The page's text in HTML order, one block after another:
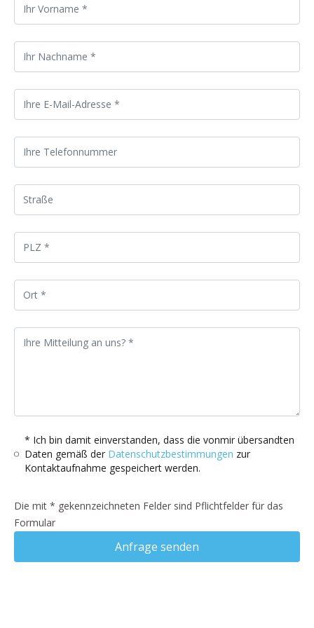
* Ich bin damit einverstanden, dass die vonmir übersandten
Daten gemäß der Datenschutzbestimmungen zur
Kontaktaufnahme gespeichert werden.
Die mit * gekennzeichneten Felder sind Pflichtfelder für das
Formular
Anfrage senden